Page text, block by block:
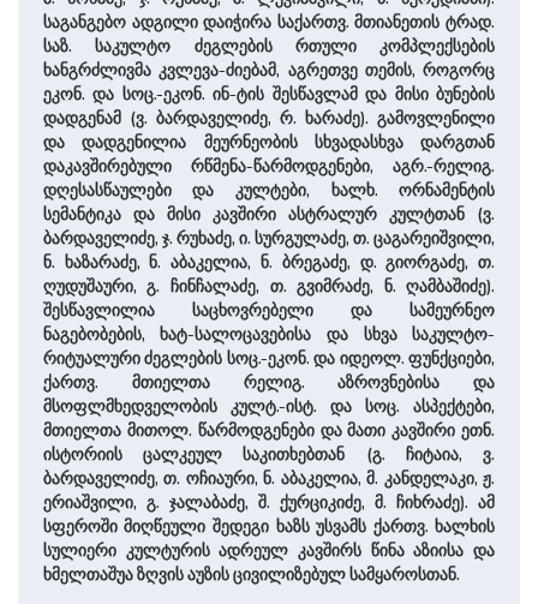
საგანგებო ადგილი დაიჭირა საქართვ. მთიანეთის ტრად.
საზ. საკულტო ძეგლების რთული კომპლექსების
ხანგრძლივმა კვლევა-ძიებამ, აგრეთვე თემის, როგორც
ეკონ. და სოც.-ეკონ. ინ-ტის შესწავლამ და მისი ბუნების
დადგენამ (ვ. ბარდაველიძე, რ. ხარაძე). გამოვლენილი
და დადგენილია მეურნეობის სხვადასხვა დარგთან
დაკავშირებული რწმენა-წარმოდგენები, აგრ.-რელიგ.
დღესასწაულები და კულტები, ხალხ. ორნამენტის
სემანტიკა და მისი კავშირი ასტრალურ კულტთან (ვ.
ბარდაველიძე, ჯ. რუხაძე, ი. სურგულაძე, თ. ცაგარეიშვილი,
ნ. ხაზარაძე, ნ. აბაკელია, ნ. ბრეგაძე, დ. გიორგაძე, თ.
ღუდუშაური, გ. ჩინჩალაძე, თ. გვიმრაძე, ნ. ღამბაშიძე).
შესწავლილია საცხოვრებელი და სამეურნეო
ნაგებობების, ხატ-სალოცავებისა და სხვა საკულტო-
რიტუალური ძეგლების სოც.-ეკონ. და იდეოლ. ფუნქციები,
ქართვ. მთიელთა რელიგ. აზროვნებისა და
მსოფლმხედველობის კულტ.-ისტ. და სოც. ასპექტები,
მთიელთა მითოლ. წარმოდგენები და მათი კავშირი ეთნ.
ისტორიის ცალკეულ საკითხებთან (გ. ჩიტაია, ვ.
ბარდაველიძე, თ. ოჩიაური, ნ. აბაკელია, მ. კანდელაკი, ჟ.
ერიაშვილი, გ. ჯალაბაძე, შ. ქურციკიძე, მ. ჩიხრაძე). ამ
სფეროში მიღწეული შედეგი ხაზს უსვამს ქართვ. ხალხის
სულიერი კულტურის ადრეულ კავშირს წინა აზიისა და
ხმელთაშუა ზღვის აუზის ცივილიზებულ სამყაროსთან.